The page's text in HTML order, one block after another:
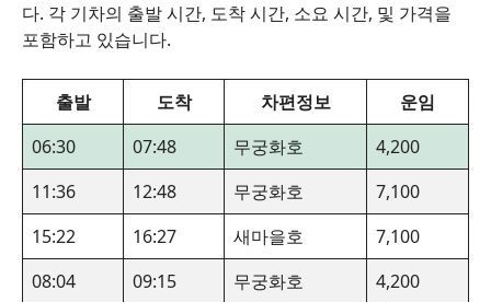
다. 각 기차의 출발 시간, 도착 시간, 소요 시간, 및 가격을
포함하고 있습니다.
출발 도착 차편정보
운임
06:30
07:48 무궁화호
4,200
11:36
12:48 무궁화호
7,100
15:22
16:27 새마을호
7,100
08:04
09:15 무궁화호
4,200